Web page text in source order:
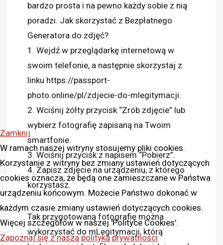
bardzo prosta i na pewno każdy sobie z nią
poradzi. Jak skorzystać z Bezpłatnego
Generatora do zdjęć?
1. Wejdź w przeglądarkę internetową w
swoim telefonie, a następnie skorzystaj z
linku https://passport-
photo.online/pl/zdjecie-do-mlegitymacji.
2. Wciśnij żółty przycisk “Zrób zdjęcie” lub
wybierz fotografię zapisaną na Twoim
smartfonie.
3. Wciśnij przycisk z napisem “Pobierz”.
4. Zapisz zdjęcie na urządzeniu, z którego
korzystasz.
Tak przygotowaną fotografię można
wykorzystać do mLegitymacji, którą
Zamknij
W ramach naszej witryny stosujemy pliki cookies.
Korzystanie z witryny bez zmiany ustawień dotyczących
cookies oznacza, że będą one zamieszczane w Państwa
urządzeniu końcowym. Możecie Państwo dokonać w
każdym czasie zmiany ustawień dotyczących cookies.
Więcej szczegółów w naszej 'Polityce Cookies'.
Zapoznaj się z naszą polityką prywatności